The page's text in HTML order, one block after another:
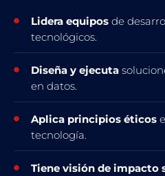
Lidera equipos de
tecnológicos.
Diseña y ejecuta
en datos.
Aplica principios éticos
tecnología.
Tiene visión de impacto